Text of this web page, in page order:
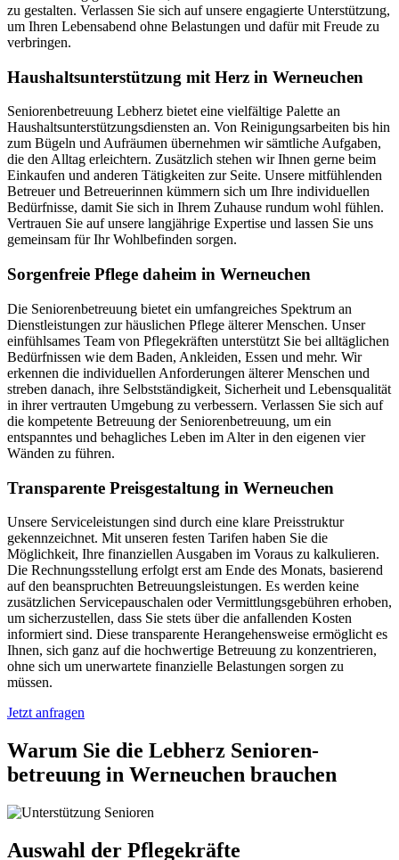
zu gestalten. Verlassen Sie sich auf unsere engagierte Unterstützung,
um Ihren Lebensabend ohne Belastungen und dafür mit Freude zu
verbringen.
Haushalts­unterstützung mit Herz in Werneuchen
Seniorenbetreuung Lebherz bietet eine vielfältige Palette an
Haushaltsunterstützungsdiensten an. Von Reinigungsarbeiten bis hin
zum Bügeln und Aufräumen übernehmen wir sämtliche Aufgaben,
die den Alltag erleichtern. Zusätzlich stehen wir Ihnen gerne beim
Einkaufen und anderen Tätigkeiten zur Seite. Unsere mitfühlenden
Betreuer und Betreuerinnen kümmern sich um Ihre individuellen
Bedürfnisse, damit Sie sich in Ihrem Zuhause rundum wohl fühlen.
Vertrauen Sie auf unsere langjährige Expertise und lassen Sie uns
gemeinsam für Ihr Wohlbefinden sorgen.
Sorgenfreie Pflege daheim in Werneuchen
Die Seniorenbetreuung bietet ein umfangreiches Spektrum an
Dienstleistungen zur häuslichen Pflege älterer Menschen. Unser
einfühlsames Team von Pflegekräften unterstützt Sie bei alltäglichen
Bedürfnissen wie dem Baden, Ankleiden, Essen und mehr. Wir
erkennen die individuellen Anforderungen älterer Menschen und
streben danach, ihre Selbstständigkeit, Sicherheit und Lebensqualität
in ihrer vertrauten Umgebung zu verbessern. Verlassen Sie sich auf
die kompetente Betreuung der Seniorenbetreuung, um ein
entspanntes und behagliches Leben im Alter in den eigenen vier
Wänden zu führen.
Transparente Preisgestaltung in Werneuchen
Unsere Serviceleistungen sind durch eine klare Preisstruktur
gekennzeichnet. Mit unseren festen Tarifen haben Sie die
Möglichkeit, Ihre finanziellen Ausgaben im Voraus zu kalkulieren.
Die Rechnungsstellung erfolgt erst am Ende des Monats, basierend
auf den beanspruchten Betreuungsleistungen. Es werden keine
zusätzlichen Servicepauschalen oder Vermittlungsgebühren erhoben,
um sicherzustellen, dass Sie stets über die anfallenden Kosten
informiert sind. Diese transparente Herangehensweise ermöglicht es
Ihnen, sich ganz auf die hochwertige Betreuung zu konzentrieren,
ohne sich um unerwartete finanzielle Belastungen sorgen zu
müssen.
Jetzt anfragen
Warum Sie die Lebherz Senioren­
betreuung in Werneuchen brauchen
Auswahl der Pflegekräfte